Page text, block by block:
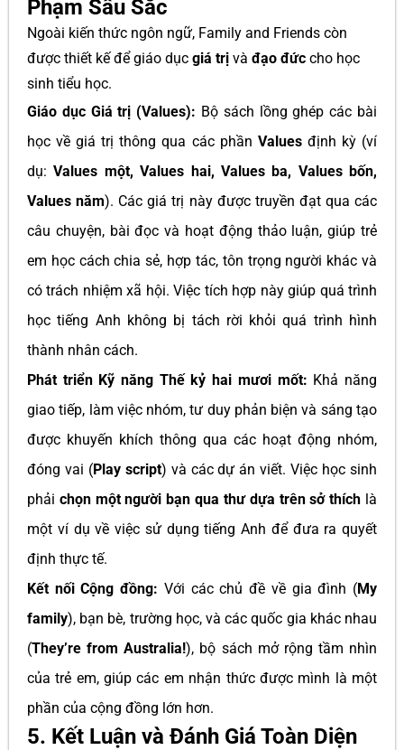
Phạm Sâu Sắc
Ngoài kiến thức ngôn ngữ, Family and Friends còn
được thiết kế để giáo dục giá trị và đạo đức cho học
sinh tiểu học.
Giáo dục Giá trị (Values): Bộ sách lồng ghép các bài
học về giá trị thông qua các phần Valuesđịnh kỳ (ví
dụ:Values một, Values hai, Values ba, Values bốn,
Values năm). Các giá trị này được truyền đạt qua các
câu chuyện, bài đọc và hoạt động thảo luận, giúp trẻ
em học cách chia sẻ, hợp tác, tôn trọng người khác và
có trách nhiệm xã hội. Việc tích hợp này giúp quá trình
học tiếng Anh không bị tách rời khỏi quá trình hình
thành nhân cách.
Phát triển Kỹ năng Thế kỷ hai mươi mốt: Khả năng
giao tiếp, làm việc nhóm, tư duy phản biện và sáng tạo
được khuyến khích thông qua các hoạt động nhóm,
đóng vai (Play script) và các dự án viết. Việc học sinh
phải chọn một người bạn qua thư dựa trên sở thích là
một ví dụ về việc sử dụng tiếng Anh để đưa ra quyết
định thực tế.
Kết nối Cộng đồng: Với các chủ đề về gia đình (My
family), bạn bè, trường học, và các quốc gia khác nhau
(They’re from Australia!), bộ sách mở rộng tầm nhìn
của trẻ em, giúp các em nhận thức được mình là một
phần của cộng đồng lớn hơn.
5. Kết Luận và Đánh Giá Toàn Diện